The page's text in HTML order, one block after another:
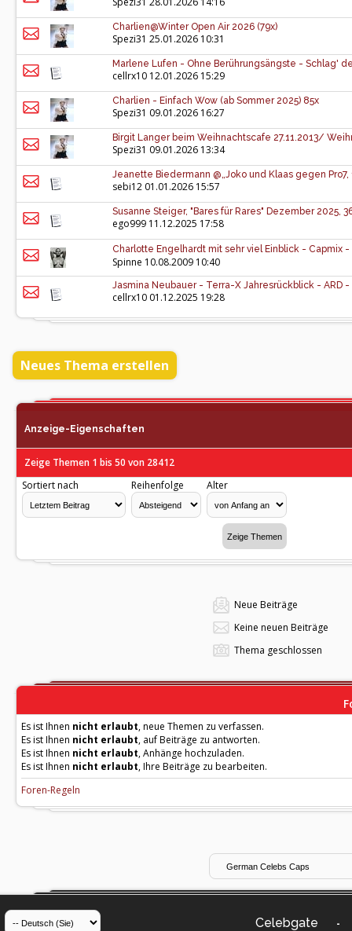
Charlien@Winter Open Air 2026 (79x)
Spezi31 25.01.2026 10:31
Marlene Lufen - Ohne Berührungsängste - Schlag'
cellrx10 12.01.2026 15:29
Charlien - Einfach Wow (ab Sommer 2025) 85x
Spezi31 09.01.2026 16:27
Birgit Langer beim Weihnachtscafe 27.11.2013/
Spezi31 09.01.2026 13:34
Jeanette Biedermann @„Joko und Klaas gegen Pro7,
sebi12 01.01.2026 15:57
Susanne Steiger, "Bares für Rares" Dezember 2025,
ego999 11.12.2025 17:58
Charlotte Engelhardt mit sehr viel Einblick - Capmix -
Spinne 10.08.2009 10:40
Jasmina Neubauer - Terra-X Jahresrückblick - ARD -
cellrx10 01.12.2025 19:28
Neues Thema erstellen
Anzeige-Eigenschaften
Zeige Themen 1 bis 50 von 28412
Sortiert nach
Reihenfolge Alter
Neue Beiträge
Keine neuen Beiträge
Thema geschlossen
Es ist Ihnen nicht erlaubt, neue Themen zu verfassen.
Es ist Ihnen nicht erlaubt, auf Beiträge zu antworten.
Es ist Ihnen nicht erlaubt, Anhänge hochzuladen.
Es ist Ihnen nicht erlaubt, Ihre Beiträge zu bearbeiten.
Foren-Regeln
Celebgate -